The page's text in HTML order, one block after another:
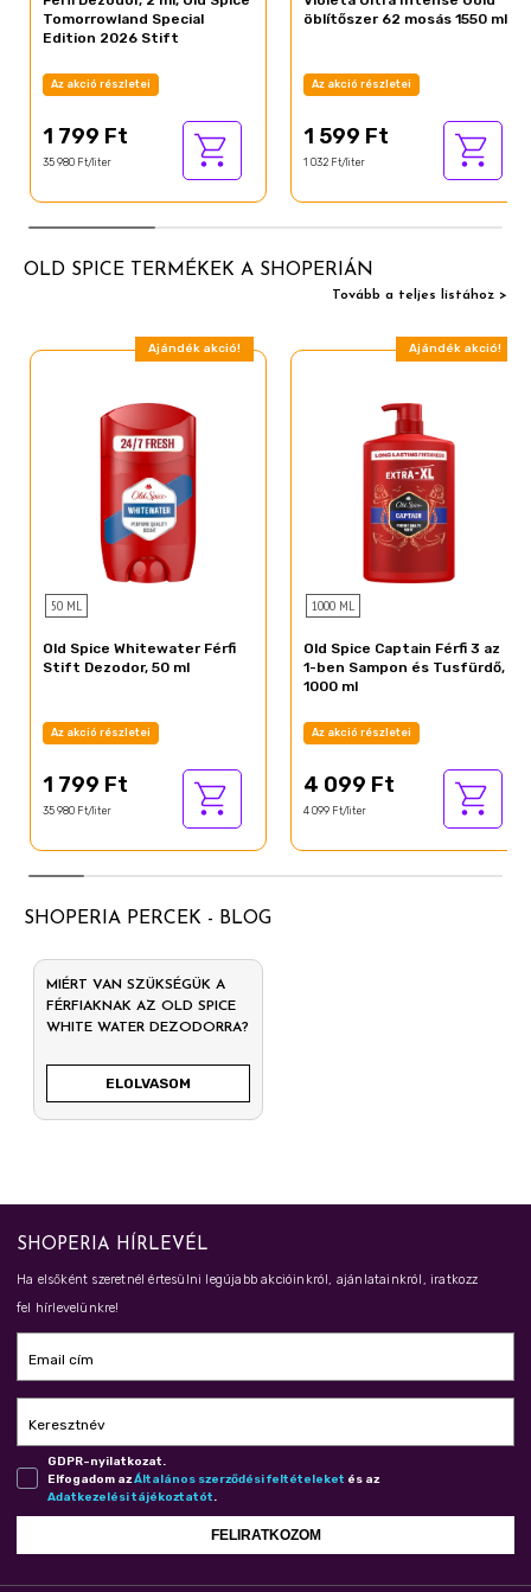
Tomorrowland Special
Edition 2026 Stift
Az akció részletei
1 799 Ft
35 980 Ft/liter
öblítőszer 62 mosás 1550 ml
Az akció részletei
1 599 Ft
1 032 Ft/liter
OLD SPICE TERMÉKEK A SHOPERIÁN
Tovább a teljes listához >
Ajándék akció!
50 ML
Old Spice Whitewater Férfi
Stift Dezodor, 50 ml
Az akció részletei
1 799 Ft
35 980 Ft/liter
Ajándék akció!
1000 ML
Old Spice Captain Férfi 3 az
1-ben Sampon és Tusfürdő,
1000 ml
Az akció részletei
4 099 Ft
4 099 Ft/liter
SHOPERIA PERCEK - BLOG
MIÉRT VAN SZÜKSÉGÜK A
FÉRFIAKNAK AZ OLD SPICE
WHITE WATER DEZODORRA?
ELOLVASOM
SHOPERIA HÍRLEVÉL
Ha elsőként szeretnél értesülni legújabb akcióinkról, ajánlatainkról, iratkozz
fel hírlevelünkre!
Email cím
Keresztnév
GDPR-nyilatkozat.
Elfogadom azÁl­ta­lá­nos szer­ző­dé­si fel­té­te­le­ket és az
Adat­ke­ze­lé­si tá­jé­koz­ta­tót.
FELIRATKOZOM